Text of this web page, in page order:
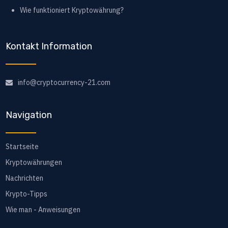
Wie funktioniert Kryptowährung?
Kontakt Information
info@cryptocurrency-21.com
Navigation
Startseite
Kryptowährungen
Nachrichten
Krypto-Tipps
Wie man - Anweisungen